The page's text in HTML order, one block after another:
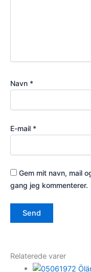
Navn *
E-mail *
Gem mit navn, mail
gang jeg kommenterer.
Relaterede varer